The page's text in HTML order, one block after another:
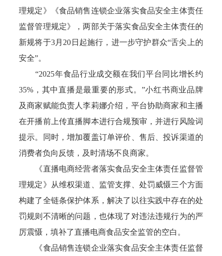
理规定》《食品销售连锁企业落实食品安全主体责任
监督管理规定》，两部关于落实食品安全主体责任的
新规将于3月20日起施行，进一步守护群众“舌尖上的
安全”。
“2025年食品行业成交额在我们平台同比增长约
35%，其中直播是最重要的形式。”小红书商业品牌
及商家赋能负责人李莉娜介绍，平台协助商家和主播
在开播前上传直播脚本进行合规预审，并进行风险词
提示。同时，增加覆盖订单评价、售后、投诉渠道的
消费者负向反馈，及时清场不良商家。
《直播电商经营者落实食品安全主体责任监督管
理规定》从维权渠道、监管支撑、处罚威慑三个方面
构建了全链条保护体系，解决了以往实践中存在的处
罚规则不清晰的问题，也体现了对违法违规行为的严
厉震慑，填补了直播电商食品安全监管的空白。
《食品销售连锁企业落实食品安全主体责任监督